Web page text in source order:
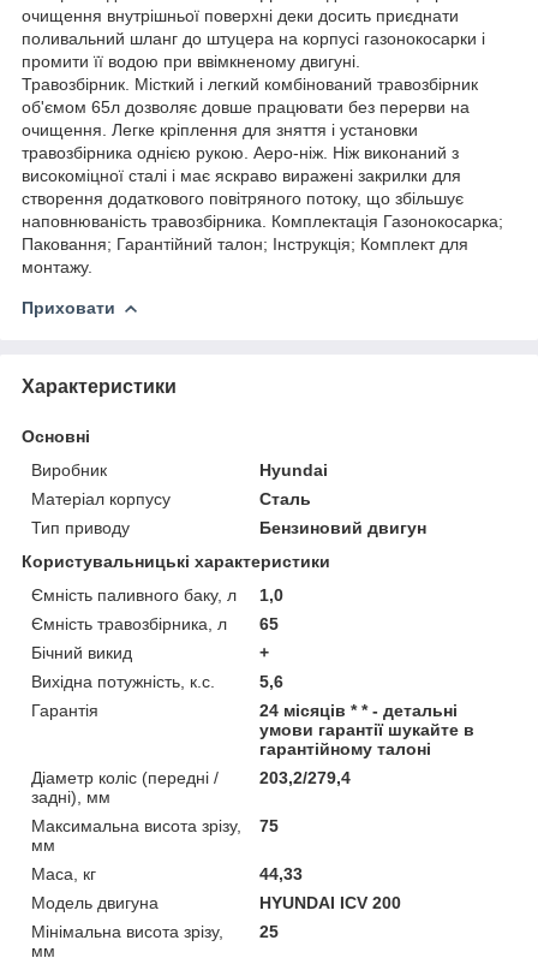
очищення внутрішньої поверхні деки досить приєднати
поливальний шланг до штуцера на корпусі газонокосарки і
промити її водою при ввімкненому двигуні.
Травозбірник. Місткий і легкий комбінований травозбірник
об'ємом 65л дозволяє довше працювати без перерви на
очищення. Легке кріплення для зняття і установки
травозбірника однією рукою. Аеро-ніж. Ніж виконаний з
високоміцної сталі і має яскраво виражені закрилки для
створення додаткового повітряного потоку, що збільшує
наповнюваність травозбірника. Комплектацiя Газонокосарка;
Паковання; Гарантійний талон; Інструкція; Комплект для
монтажу.
Приховати
Характеристики
Основні
Виробник
Hyundai
Матеріал корпусу
Сталь
Тип приводу
Бензиновий двигун
Користувальницькі характеристики
Ємність паливного баку, л
1,0
Ємність травозбірника, л
65
Бічний викид
+
Вихідна потужність, к.с.
5,6
Гарантія
24 місяців * * - детальні
умови гарантії шукайте в
гарантійному талоні
Діаметр коліс (передні /
задні), мм
203,2/279,4
Максимальна висота зрізу,
мм
75
Маса, кг
44,33
Модель двигуна
HYUNDAI ICV 200
Мінімальна висота зрізу,
мм
25